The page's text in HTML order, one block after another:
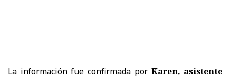
La información fue confirmada por Karen, asistente